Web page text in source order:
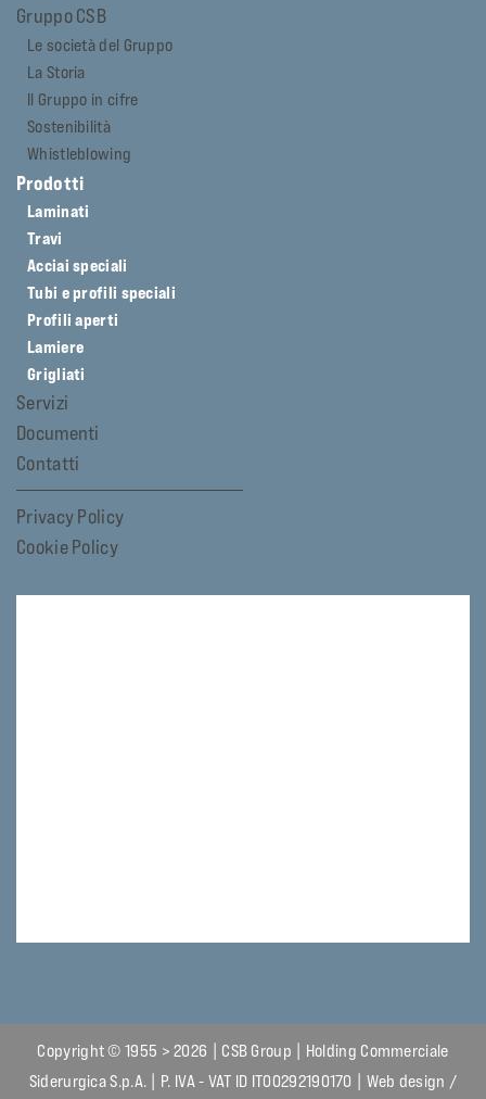
Gruppo CSB
Le società del Gruppo
La Storia
Il Gruppo in cifre
Sostenibilità
Whistleblowing
Prodotti
Laminati
Travi
Acciai speciali
Tubi e profili speciali
Profili aperti
Lamiere
Grigliati
Servizi
Documenti
Contatti
Privacy Policy
Cookie Policy
Copyright © 1955 > 2026 | CSB Group | Holding Commerciale
Siderurgica S.p.A. | P. IVA - VAT ID IT00292190170 | Web design /